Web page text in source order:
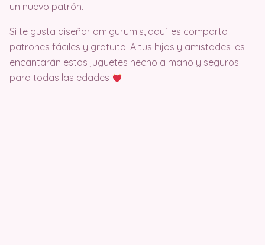
un nuevo patrón.
Si te gusta diseñar amigurumis, aquí les comparto
patrones fáciles y gratuito. A tus hijos y amistades les
encantarán estos juguetes hecho a mano y seguros
para todas las edades